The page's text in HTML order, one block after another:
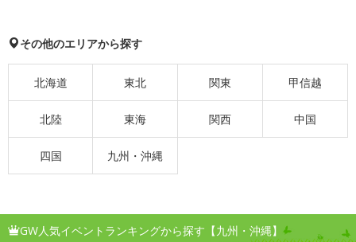
その他のエリアから探す
北海道 東北 関東 甲信越
北陸 東海 関西 中国
四国 九州・沖縄
GW人気イベントランキングから探す【九州・沖縄】